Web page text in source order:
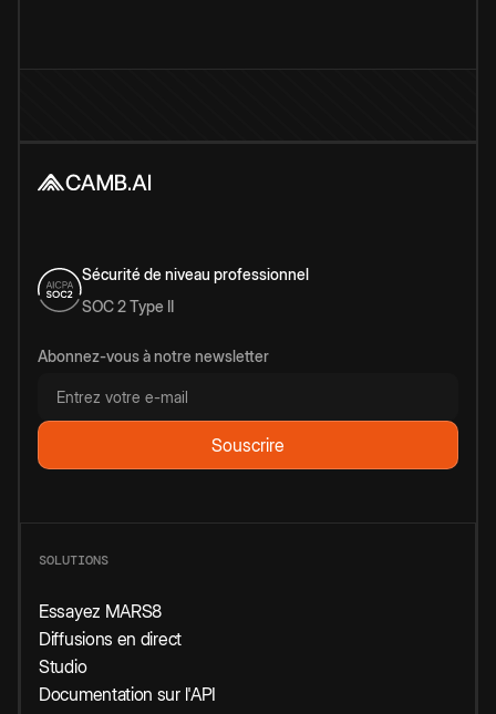
Sécurité de niveau professionnel
SOC 2 Type II
Abonnez-vous à notre newsletter
SOLUTIONS
Essayez MARS8
Diffusions en direct
Studio
Documentation sur l'API